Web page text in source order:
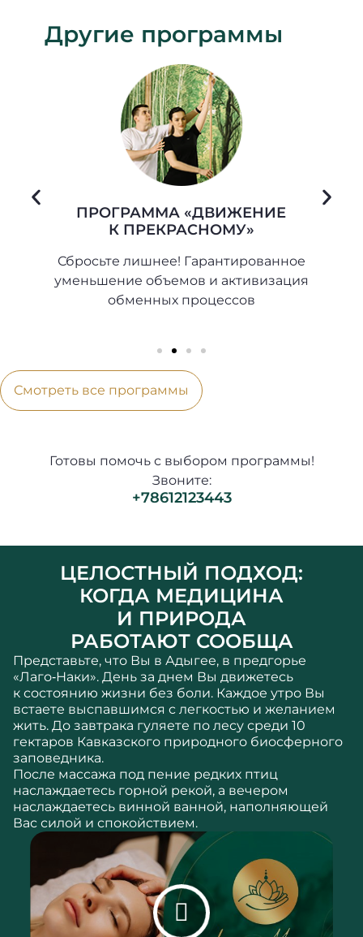
Другие программы
ПРОГРАММА «ДВИЖЕНИЕ
К ПРЕКРАСНОМУ»
Сбросьте лишнее! Гарантированное
уменьшение объемов и активизация
обменных процессов
Смотреть все программы
Готовы помочь с выбором программы!
Звоните:
+78612123443
ЦЕЛОСТНЫЙ ПОДХОД:
КОГДА МЕДИЦИНА
И ПРИРОДА
РАБОТАЮТ СООБЩА
Представьте, что Вы в Адыгее, в предгорье
«Лаго‐Наки». День за днем Вы движетесь
к состоянию жизни без боли. Каждое утро Вы
встаете выспавшимся с легкостью и желанием
жить. До завтрака гуляете по лесу среди 10
гектаров Кавказского природного биосферного
заповедника.
После массажа под пение редких птиц
наслаждаетесь горной рекой, а вечером
наслаждаетесь винной ванной, наполняющей
Вас силой и спокойствием.